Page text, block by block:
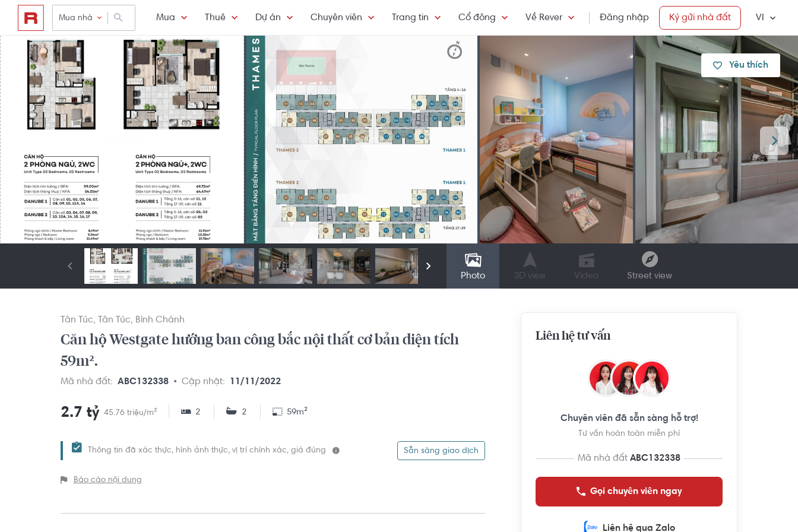
Mua nhà Mua Thuê Dự án Chuyên viên Trang tin Cổ đông Về Rever Đăng nhập Ký gửi nhà đất VI
Yêu thích
Photo 3D view Video Street view
Tân Túc Tân Túc Bình Chánh
Căn hộ Westgate hướng ban công bắc nội thất cơ bản diện tích
59m².
Mã nhà đất: ABC132338 Cập nhật: 11/11/2022
2.7 tỷ 45.76 triệu/m² 2 2 59m²
Thông tin đã xác thực, hình ảnh thực, vị trí chính xác, giá đúng Sẵn sàng giao dịch
Báo cáo nội dung
Liên hệ tư vấn
Chuyên viên đã sẵn sàng hỗ trợ!
Tư vấn hoàn toàn miễn phí
Mã nhà đất ABC132338
Gọi chuyên viên ngay
Liên hệ qua Zalo